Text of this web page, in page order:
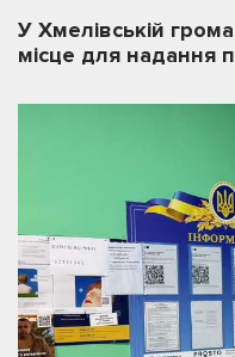
У Хмелівській
місце для надання